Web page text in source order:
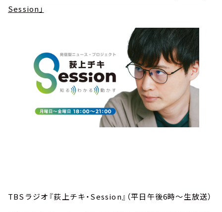
Session」
TBSラジオ『荻上チキ・Session』（平日午後6時～生放送）